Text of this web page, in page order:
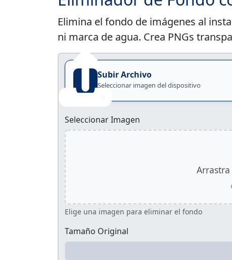
Elimina el fondo de imágenes al
ni marca de agua. Crea PNGs
Subir Archivo
Seleccionar imagen del dispositivo
Seleccionar Imagen
Elige una imagen para eliminar el fondo
Tamaño Original